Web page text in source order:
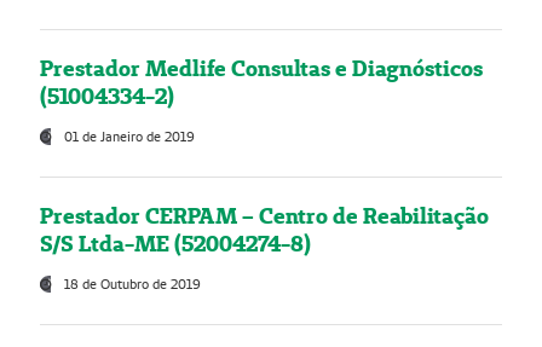
Prestador Medlife Consultas e Diagnósticos
(51004334-2)
01 de Janeiro de 2019
Prestador CERPAM – Centro de Reabilitação
S/S Ltda-ME (52004274-8)
18 de Outubro de 2019